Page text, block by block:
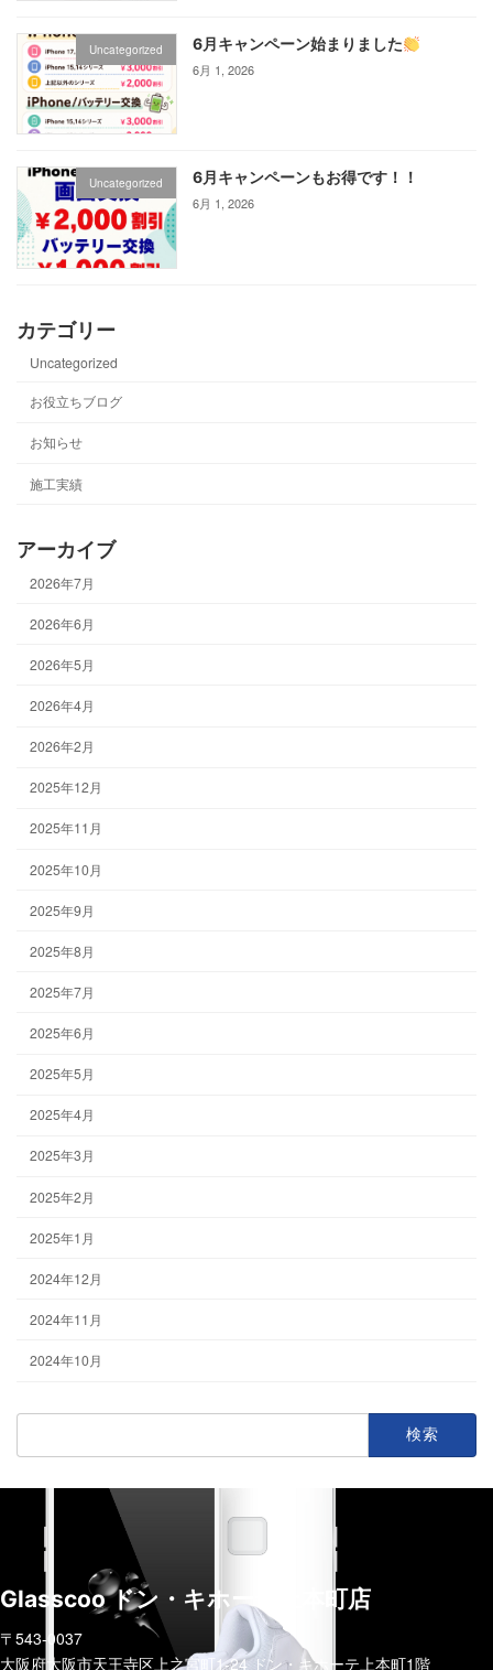
Uncategorized 6月キャンペーン始まりました
6月 1, 2026
Uncategorized 6月キャンペーンもお得です！！
6月 1, 2026
カテゴリー
Uncategorized
お役立ちブログ
お知らせ
施工実績
アーカイブ
2026年7月
2026年6月
2026年5月
2026年4月
2026年2月
2025年12月
2025年11月
2025年10月
2025年9月
2025年8月
2025年7月
2025年6月
2025年5月
2025年4月
2025年3月
2025年2月
2025年1月
2024年12月
2024年11月
2024年10月
検
Glasscoo ドン・キホーテ上本町店
〒543-0037
大阪府大阪市天王寺区上之宮町1-24 ドン・キホーテ上本町1階